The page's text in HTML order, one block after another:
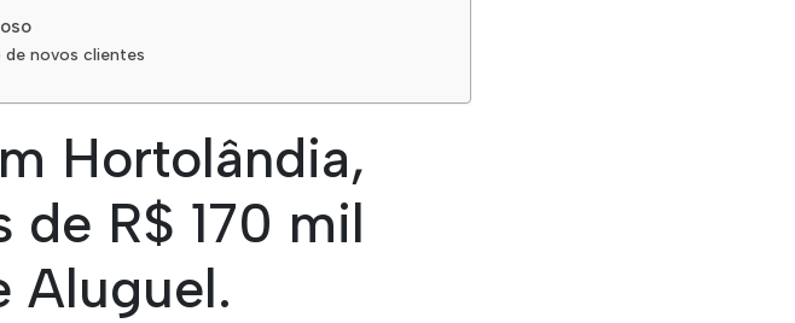
de novos clientes
Hortolândia,
de R$ 170 mil
Aluguel.